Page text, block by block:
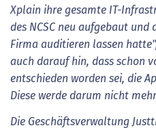
Xplain ihre gesamte IT-
des NCSC neu aufgebaut
Firma auditieren lassen
auch darauf hin, dass schon
entschieden worden sei, die
Diese werde darum nicht
Die Geschäftsverwaltung